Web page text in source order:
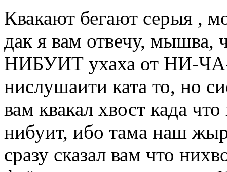
Квакают бегают серыя ,
дак я вам отвечу,
НИБУИТ ухаха от НИ-
нислушаити ката то, но
вам квакал хвост када
нибуит, ибо тама наш
сразу сказал вам что